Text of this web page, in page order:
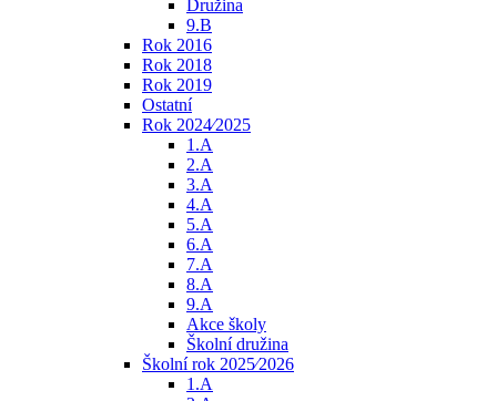
Družina
9.B
Rok 2016
Rok 2018
Rok 2019
Ostatní
Rok 2024⁄2025
1.A
2.A
3.A
4.A
5.A
6.A
7.A
8.A
9.A
Akce školy
Školní družina
Školní rok 2025⁄2026
1.A